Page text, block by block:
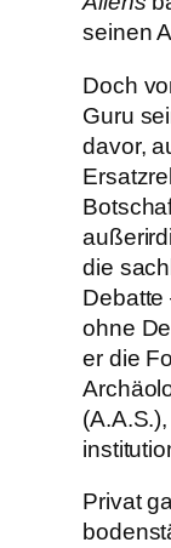
seinen
Doch
Guru
davor,
die
Debatte
ohne
er die
Privat